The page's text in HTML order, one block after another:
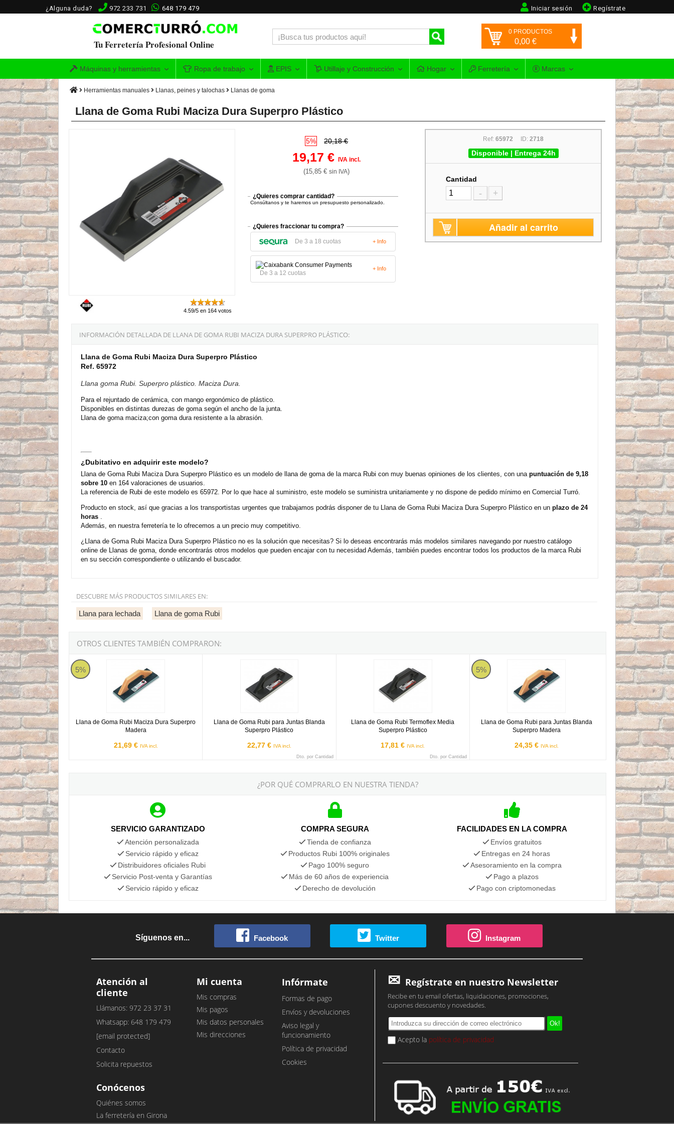
¿Alguna duda? 972 233 731 648 179 479 Regístrate
Iniciar sesión
Tu Ferretería Profesional Online
0 PRODUCTOS
0,00 €
Máquinas y herramientas Ropa de trabajo EPIS Utillaje y Construcción Hogar Ferretería Marcas
Herramientas manuales Llanas, peines y talochas Llanas de goma
Llana de Goma Rubi Maciza Dura Superpro Plástico
4.59/5 en 164 votos
5% 20,18 €
19,17 €IVA incl.
(15,85 €sin IVA)
¿Quieres comprar cantidad?
Consúltanos y te haremos un presupuesto personalizado.
¿Quieres fraccionar tu compra?
De 3 a 18 cuotas + Info
De 3 a 12 cuotas
+ Info
Ref:65972 ID:2718
Disponible | Entrega 24h
Cantidad
- +
Añadir al carrito
INFORMACIÓN DETALLADA DE LLANA DE GOMA RUBI MACIZA DURA SUPERPRO PLÁSTICO:
Llana de Goma Rubi Maciza Dura Superpro Plástico
Ref. 65972
Llana goma Rubi. Superpro plástico. Maciza Dura.
Para el rejuntado de cerámica, con mango ergonómico de plástico.
Disponibles en distintas durezas de goma según el ancho de la junta.
Llana de goma maciza;con goma dura resistente a la abrasión.
¿Dubitativo en adquirir este modelo?
Llana de Goma Rubi Maciza Dura Superpro Plástico es un modelo de llana de goma de la marca Rubi con muy buenas opiniones de los clientes, con una puntuación de 9,18
sobre 10 en 164 valoraciones de usuarios.
La referencia de Rubi de este modelo es 65972. Por lo que hace al suministro, este modelo se suministra unitariamente y no dispone de pedido mínimo en Comercial Turró.
Producto en stock, así que gracias a los transportistas urgentes que trabajamos podrás disponer de tu Llana de Goma Rubi Maciza Dura Superpro Plástico en un plazo de 24
horas
Además, en nuestra ferretería te lo ofrecemos a un precio muy competitivo.
¿Llana de Goma Rubi Maciza Dura Superpro Plástico no es la solución que necesitas? Si lo deseas encontrarás más modelos similares navegando por nuestro catálogo
online de Llanas de goma, donde encontrarás otros modelos que pueden encajar con tu necesidad Además, también puedes encontrar todos los productos de la marca Rubi
en su sección correspondiente o utilizando el buscador.
DESCUBRE MÁS PRODUCTOS SIMILARES EN:
Llana para lechada Llana de goma Rubi
OTROS CLIENTES TAMBIÉN COMPRARON:
5%
Llana de Goma Rubi Maciza Dura Superpro
Madera
21,69 € IVA incl.
Llana de Goma Rubi Maciza Dura Superpro Madera
Llana de Goma Rubi para Juntas Blanda
Superpro Plástico
22,77 € IVA incl.
Dto. por Cantidad
Llana de Goma Rubi Termoflex Media
Superpro Plástico
17,81 € IVA incl.
Dto. por Cantidad
Llana de Goma Rubi Termoflex Media Superpro Plástico
5%
Llana de Goma Rubi para Juntas Blanda
Superpro Madera
24,35 € IVA incl.
Llana de Goma Rubi para Juntas Blanda Superpro Madera
¿POR QUÉ COMPRARLO EN NUESTRA TIENDA?
SERVICIO GARANTIZADO
Atención personalizada
Servicio rápido y eficaz
Distribuidores oficiales Rubi
Servicio Post-venta y Garantías
Servicio rápido y eficaz
COMPRA SEGURA
Tienda de confianza
Productos Rubi 100% originales
Pago 100% seguro
Más de 60 años de experiencia
Derecho de devolución
FACILIDADES EN LA COMPRA
Envíos gratuitos
Entregas en 24 horas
Asesoramiento en la compra
Pago a plazos
Pago con criptomonedas
Síguenos en... Facebook Twitter Instagram
Atención al
cliente
Llámanos: 972 23 37 31
Whatsapp: 648 179 479
[email protected]
Contacto
Solicita repuestos
Conócenos
Quiénes somos
La ferretería en Girona
Mi cuenta
Mis compras
Mis pagos
Mis datos personales
Mis direcciones
Infórmate
Formas de pago
Envíos y devoluciones
Aviso legal y
funcionamiento
Política de privacidad
Cookies
Regístrate en nuestro Newsletter
Recibe en tu email ofertas, liquidaciones, promociones,
cupones descuento y novedades.
Acepto la política de privacidad